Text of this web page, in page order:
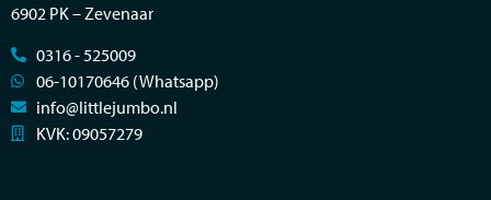
6902 PK – Zevenaar
0316 - 525009
06-10170646 (Whatsapp)
info@littlejumbo.nl
KVK: 09057279